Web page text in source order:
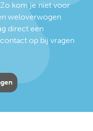
kom je niet voor
weloverwogen
direct een
op bij vragen